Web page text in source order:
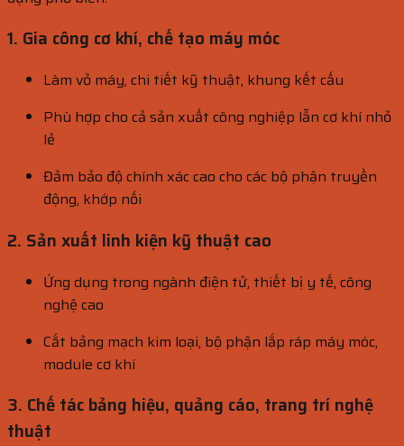
1. Gia công cơ khí, chế tạo máy móc
Làm vỏ máy, chi tiết kỹ thuật, khung kết cấu
Phù hợp cho cả sản xuất công nghiệp lẫn cơ khí nhỏ
lẻ
Đảm bảo độ chính xác cao cho các bộ phận truyền
động, khớp nối
2. Sản xuất linh kiện kỹ thuật cao
Ứng dụng trong ngành điện tử, thiết bị y tế, công
nghệ cao
Cắt bảng mạch kim loại, bộ phận lắp ráp máy móc,
module cơ khí
3. Chế tác bảng hiệu, quảng cáo, trang trí nghệ
thuật